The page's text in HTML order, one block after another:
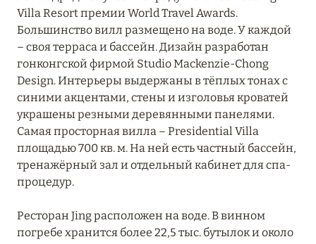
ЮЖНЫЙ МАЛЕ
Villa Resort премии World Travel Awards.
Большинство вилл размещено на воде. У каждой
– своя терраса и бассейн. Дизайн разработан
гонконгской фирмой Studio Mackenzie-Chong
Design. Интерьеры выдержаны в тёплых тонах с
синими акцентами, стены и изголовья кроватей
украшены резными деревянными панелями.
Самая просторная вилла – Presidential Villa
площадью 700 кв. м. На ней есть частный бассейн,
тренажёрный зал и отдельный кабинет для спа-
процедур.
Ресторан Jing расположен на воде. В винном
погребе хранится более 22,5 тыс. бутылок и около